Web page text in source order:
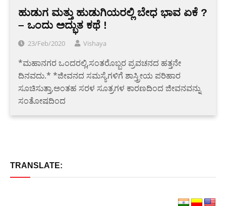
ಹುಡುಗ ಮತ್ತು ಹುಡುಗಿಯರಲ್ಲಿ ಬೇಧ ಭಾವ ಏಕೆ ?
– ಒಂದು ಅದ್ಭುತ ಕಥೆ !
23/Feb/2020 Vishaya
*ಮಹಾನಗರ ಒಂದರಲ್ಲಿ,ಸಂತರೊಬ್ಬರ ಪ್ರವಚನದ ಹತ್ತನೇ
ದಿನವದು.* *ಜೀವನದ ಸಮಸ್ಯೆಗಳಿಗೆ ಶಾಸ್ತ್ರೀಯ ಪರಿಹಾರ
ಸೂಚಿಸುತ್ತಾ,ಅಂತಹ ಸರಳ ಸೂತ್ರಗಳ ಕಾರಣದಿಂದ ಜೀವನವನ್ನು
ಸಂತೋಷದಿಂದ
TRANSLATE: